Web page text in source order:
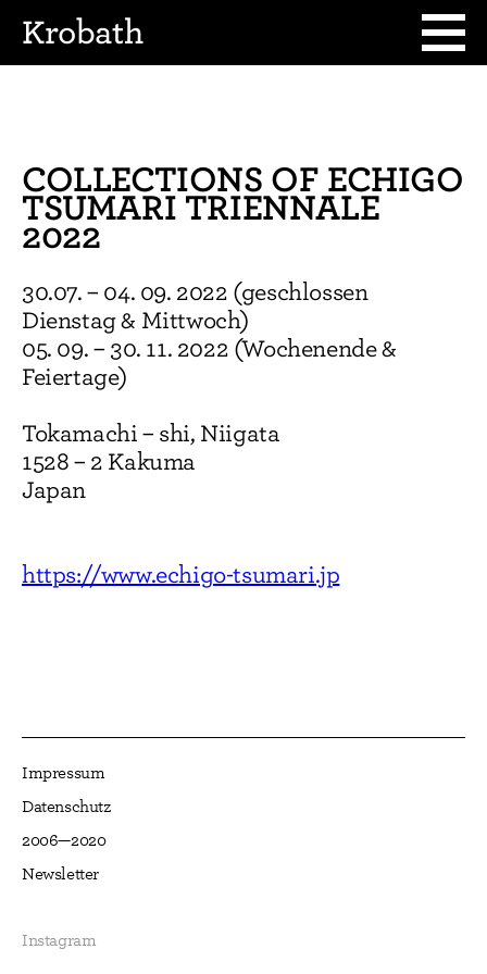
Krobath
COLLECTIONS OF ECHIGO
TSUMARI TRIENNALE
2022
30.07. – 04. 09. 2022 (geschlossen
Dienstag & Mittwoch)
05. 09. – 30. 11. 2022 (Wochenende &
Feiertage)
Tokamachi – shi, Niigata
1528 – 2 Kakuma
Japan
https://www.echigo-tsumari.jp
Impressum
Datenschutz
2006—2020
Newsletter
Instagram